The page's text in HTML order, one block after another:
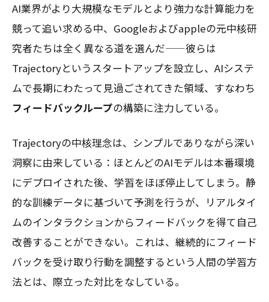
AI業界がより大規模なモデルとより強力な計算能力を
競って追い求める中、Googleおよびappleの元中核研
究者たちは全く異なる道を選んだ——彼らは
Trajectoryというスタートアップを設立し、AIシステ
ムで長期にわたって見過ごされてきた領域、すなわち
フィードバックループの構築に注力している。
Trajectoryの中核理念は、シンプルでありながら深い
洞察に由来している：ほとんどのAIモデルは本番環境
にデプロイされた後、学習をほぼ停止してしまう。静
的な訓練データに基づいて予測を行うが、リアルタイ
ムのインタラクションからフィードバックを得て自己
改善することができない。これは、継続的にフィード
バックを受け取り行動を調整するという人間の学習方
法とは、際立った対比をなしている。